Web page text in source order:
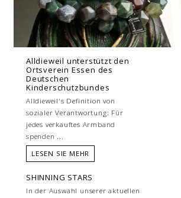
Alldieweil unterstützt den
Ortsverein Essen des
Deutschen
Kinderschutzbundes
Alldieweil's Definition von
sozialer Verantwortung: Für
jedes verkauftes Armband
spenden ...
LESEN SIE MEHR
SHINNING STARS
In der Auswahl unserer aktuellen